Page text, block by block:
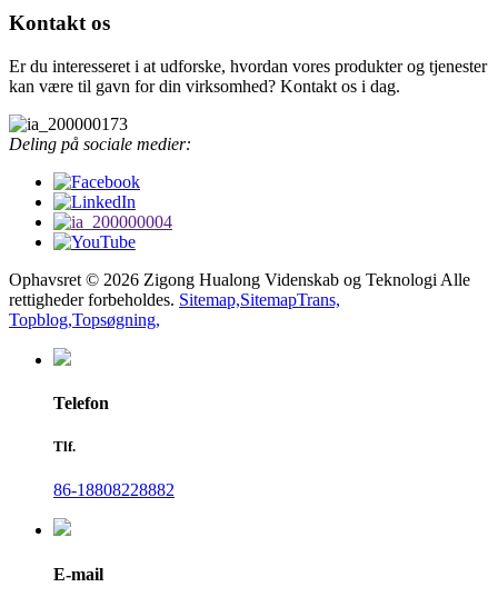
Kontakt os
Er du interesseret i at udforske, hvordan vores produkter og tjenester
kan være til gavn for din virksomhed? Kontakt os i dag.
Deling på sociale medier:
Ophavsret © 2026 Zigong Hualong Videnskab og Teknologi Alle
rettigheder forbeholdes. Sitemap,SitemapTrans,
Topblog,Topsøgning,
Telefon
Tlf.
86-18808228882
E-mail